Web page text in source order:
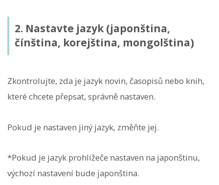
2. Nastavte jazyk (japonština,
čínština, korejština, mongolština)
Zkontrolujte, zda je jazyk novin, časopisů nebo knih,
které chcete přepsat, správně nastaven.
Pokud je nastaven jiný jazyk, změňte jej.
*Pokud je jazyk prohlížeče nastaven na japonštinu,
výchozí nastavení bude japonština.